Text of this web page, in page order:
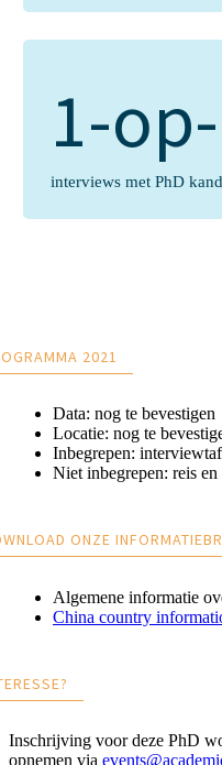
1-
interviews met PhD
2021
Data: nog te bevestigen
Locatie: nog te
Inbegrepen:
Niet inbegrepen: reis
ONZE
Algemene informatie
China country
Inschrijving voor deze PhD
opnemen via